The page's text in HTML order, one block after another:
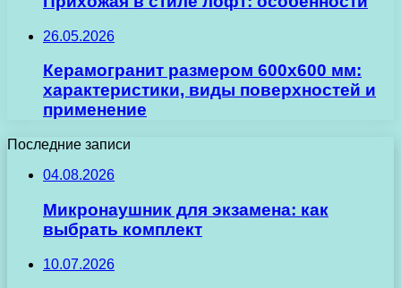
26.05.2026
Керамогранит размером 600х600 мм:
характеристики, виды поверхностей и
применение
Последние записи
04.08.2026
Микронаушник для экзамена: как
выбрать комплект
10.07.2026